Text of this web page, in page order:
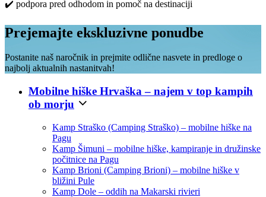
✔️ podpora pred odhodom in pomoč na destinaciji
Prejemajte ekskluzivne ponudbe
Postanite naš naročnik in prejmite odlične nasvete in predloge o
najbolj aktualnih nastanitvah!
Mobilne hiške Hrvaška – najem v top kampih
ob morju
Kamp Straško (Camping Straško) – mobilne hiške na
Pagu
Kamp Šimuni – mobilne hiške, kampiranje in družinske
počitnice na Pagu
Kamp Brioni (Camping Brioni) – mobilne hiške v
bližini Pule
Kamp Dole – oddih na Makarski rivieri